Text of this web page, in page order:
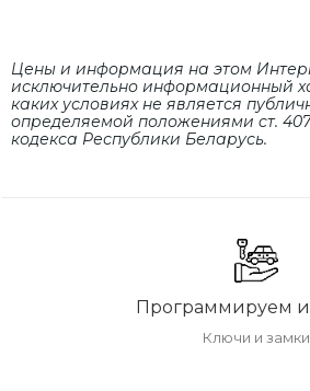
Цены и информация на этом
исключительно информационный
каких условиях не является
определяемой положениями cт.
кодекса Республики Беларусь.
Программируем
Ключи и замки